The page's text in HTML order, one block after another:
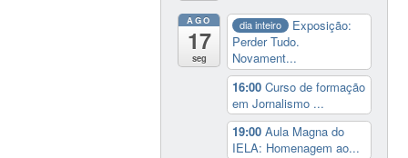
AGO
17
seg
dia inteiro
Exposição:
Perder Tudo.
Novament...
16:00Curso de formação
em Jornalismo ...
19:00Aula Magna do
IELA: Homenagem ao...